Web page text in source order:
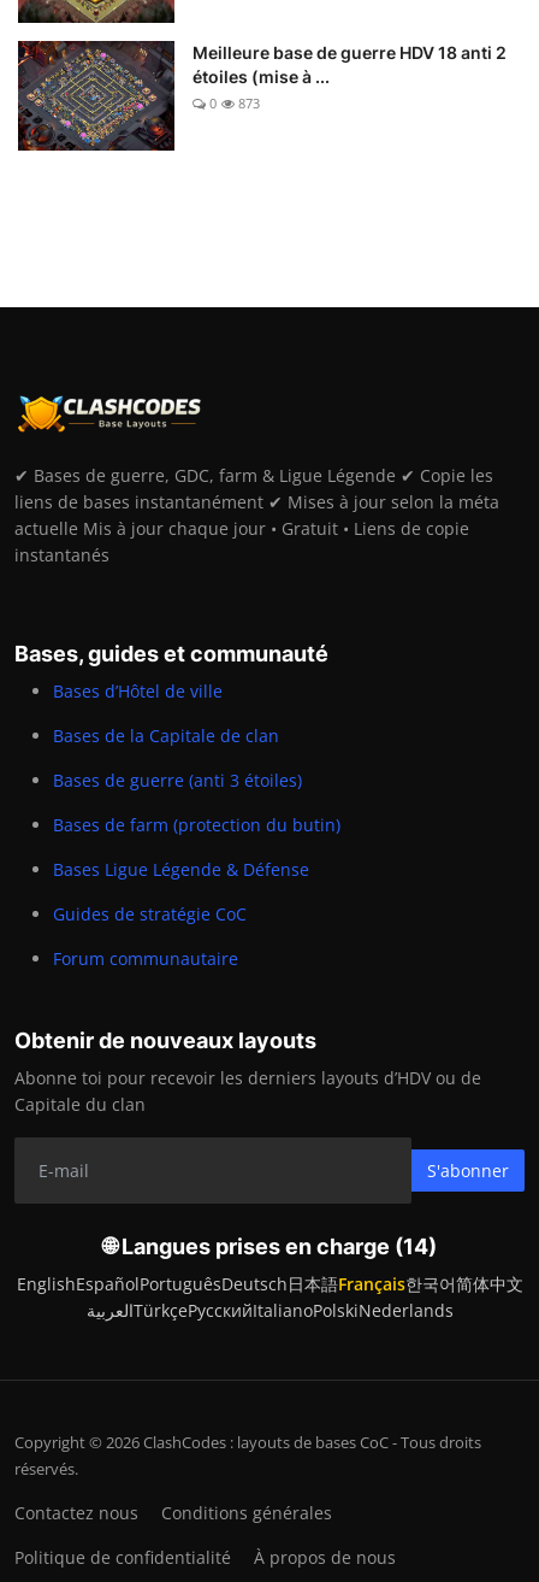
Meilleure base de guerre HDV 18 anti 2
étoiles (mise à ...
0 873
✔ Bases de guerre, GDC, farm & Ligue Légende ✔ Copie les
liens de bases instantanément ✔ Mises à jour selon la méta
actuelle Mis à jour chaque jour • Gratuit • Liens de copie
instantanés
Bases, guides et communauté
Bases d’Hôtel de ville
Bases de la Capitale de clan
Bases de guerre (anti 3 étoiles)
Bases de farm (protection du butin)
Bases Ligue Légende & Défense
Guides de stratégie CoC
Forum communautaire
Obtenir de nouveaux layouts
Abonne toi pour recevoir les derniers layouts d’HDV ou de
Capitale du clan
S'abonner
🌐 Langues prises en charge (14)
EnglishEspañolPortuguêsDeutsch日本語Français한국어简体中文
العربيةTürkçeРусскийItalianoPolskiNederlands
Copyright © 2026 ClashCodes : layouts de bases CoC - Tous droits
réservés.
Contactez nous
Conditions générales
Politique de confidentialité
À propos de nous